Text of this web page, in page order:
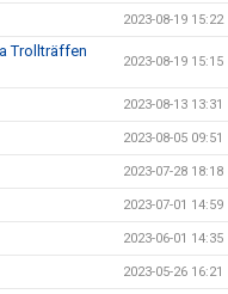
2023-08-19 15:22
Trollträffen
2023-08-19 15:15
2023-08-13 13:31
2023-08-05 09:51
2023-07-28 18:18
2023-07-01 14:59
2023-06-01 14:35
2023-05-26 16:21